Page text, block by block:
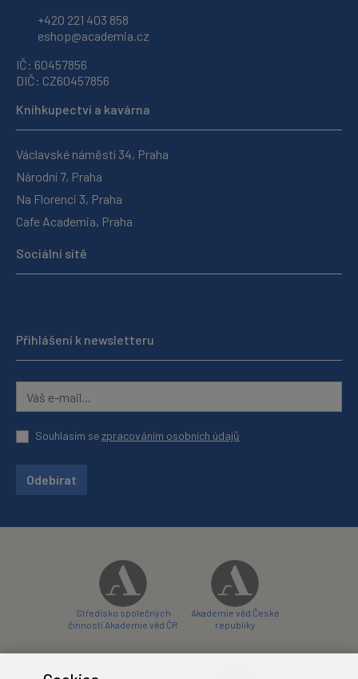
+420 221 403 858
eshop@academia.cz
IČ: 60457856
DIČ: CZ60457856
Knihkupectví a kavárna
Václavské náměstí 34, Praha
Národní 7, Praha
Na Florenci 3, Praha
Cafe Academia, Praha
Sociální sítě
Přihlášení k newsletteru
Souhlasím sezpracováním osobních údajů
Odebírat
Středisko společných
činností Akademie věd ČR
Akademie věd České
republiky